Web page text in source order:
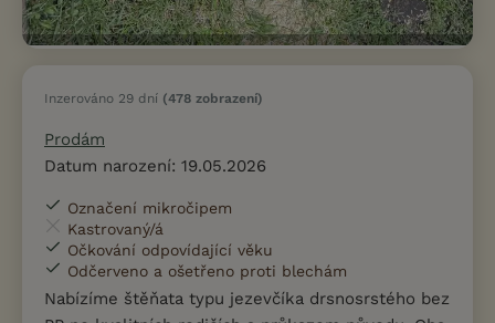
Inzerováno 29 dní (478 zobrazení)
Prodám
Datum narození: 19.05.2026
Označení mikročipem
Kastrovaný/á
Očkování odpovídající věku
Odčerveno a ošetřeno proti blechám
Nabízíme štěňata typu jezevčíka drsnosrstého bez